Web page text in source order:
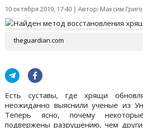
10 октября 2019, 17:40 | Автор: Максим
theguardian.com
Есть суставы, где хрящи
неожиданно выяснили ученые из
Теперь ясно, почему
подвержены разрушению, чем